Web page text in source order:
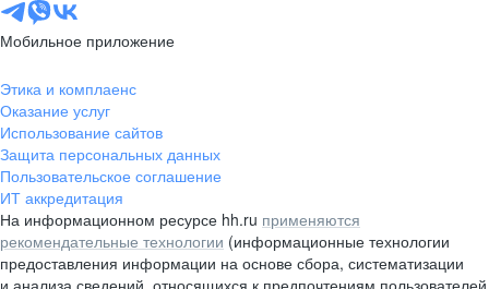
Мобильное приложение
Этика и комплаенс
Оказание услуг
Использование сайтов
Защита персональных данных
Пользовательское соглашение
ИТ аккредитация
На информационном ресурсе hh.ru применяются
рекомендательные технологии (информационные технологии
предоставления информации на основе сбора, систематизации
и анализа сведений, относящихся к предпочтениям пользователей